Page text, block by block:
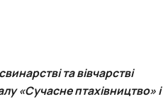
та вівчарстві
«Сучасне птахівництво» і